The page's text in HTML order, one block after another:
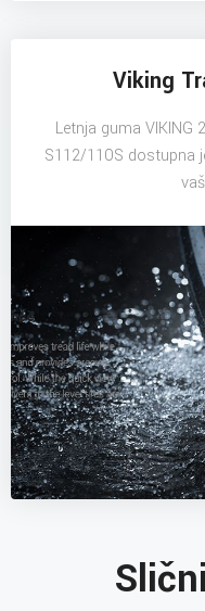
Viking
Letnja guma VIKING
S112/110S dostupna
Slični